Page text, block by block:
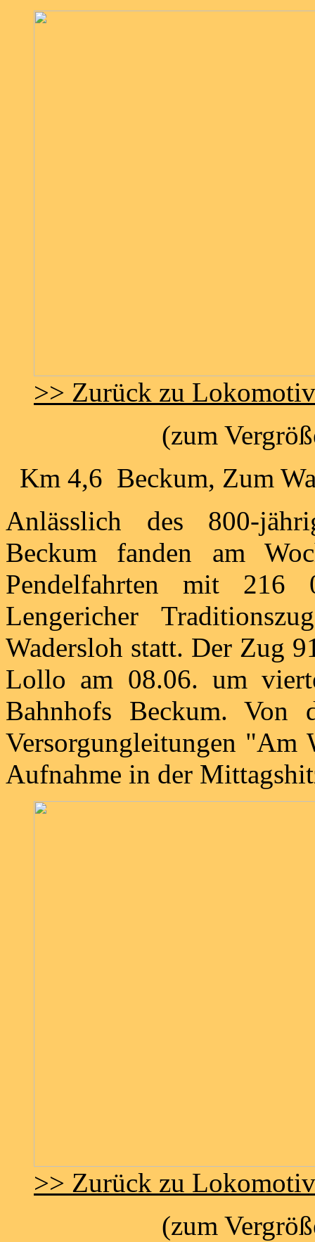
>> Zurück zu
(zum
Km 4,6 Beckum, Zum
Anlässlich des 800-
Beckum fanden am
Pendelfahrten mit 216
Lengericher
Wadersloh statt. Der Zug
Lollo am 08.06. um
Bahnhofs Beckum. Von
Versorgungleitungen "Am
Aufnahme in der
>> Zurück zu
(zum